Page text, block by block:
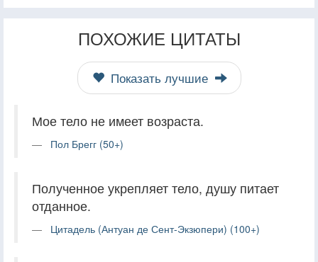
ПОХОЖИЕ ЦИТАТЫ
Показать лучшие
Мое тело не имеет возраста.
Пол Брегг (50+)
Полученное укрепляет тело, душу питает
отданное.
Цитадель (Антуан де Сент-Экзюпери) (100+)